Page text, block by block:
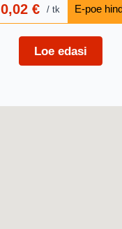
0,02€ tk
Loe edasi